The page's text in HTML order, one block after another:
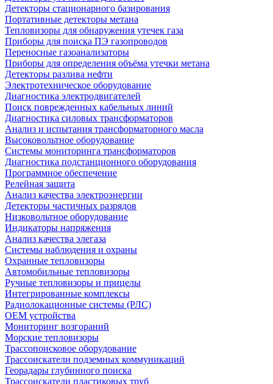
Детекторы стационарного базирования
Портативные детекторы метана
Тепловизоры для обнаружения утечек газа
Приборы для поиска ПЭ газопроводов
Переносные газоанализаторы
Приборы для определения объёма утечки метана
Детекторы разлива нефти
Электротехническое оборудование
Диагностика электродвигателей
Поиск поврежденных кабельных линий
Диагностика силовых трансформаторов
Анализ и испытания трансформаторного масла
Высоковольтное оборудование
Системы мониторинга трансформаторов
Диагностика подстанционного оборудования
Программное обеспечение
Релейная защита
Анализ качества электроэнергии
Детекторы частичных разрядов
Низковольтное оборудование
Индикаторы напряжения
Анализ качества элегаза
Системы наблюдения и охраны
Охранные тепловизоры
Автомобильные тепловизоры
Ручные тепловизоры и прицелы
Интегрированные комплексы
Радиолокационные системы (РЛС)
OEM устройства
Мониторинг возгораний
Морские тепловизоры
Трассопоисковое оборудование
Трассоискатели подземных коммуникаций
Георадары глубинного поиска
Трассоискатели пластиковых труб